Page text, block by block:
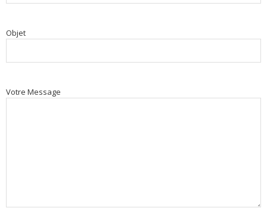
Objet
Votre Message